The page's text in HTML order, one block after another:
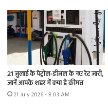
21 जुलाई के पेट्रोल-डीजल के नए रेट जारी,
जानें आपके शहर में क्या है कीमत
21 July 2026 - 8:03 AM